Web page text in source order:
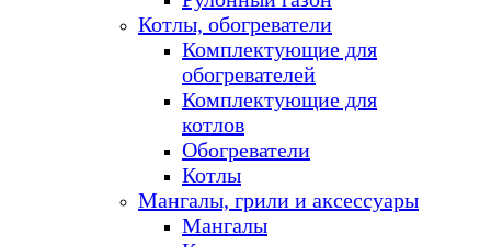
Котлы, обогреватели
Комплектующие для
обогревателей
Комплектующие для
котлов
Обогреватели
Котлы
Мангалы, грили и аксессуары
Мангалы